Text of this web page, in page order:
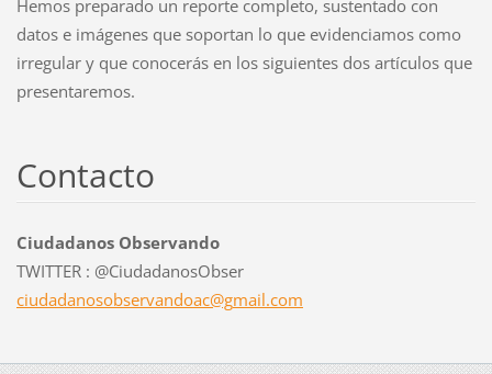
Hemos preparado un reporte completo, sustentado con
datos e imágenes que soportan lo que evidenciamos como
irregular y que conocerás en los siguientes dos artículos que
presentaremos.
Contacto
Ciudadanos Observando
TWITTER : @CiudadanosObser
ciudadanosobservandoac@gmail.com